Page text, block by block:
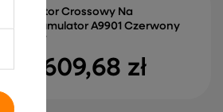
Motor Crossowy Na
Akumulator A9901 Czerwony
36V
1 609,68 zł